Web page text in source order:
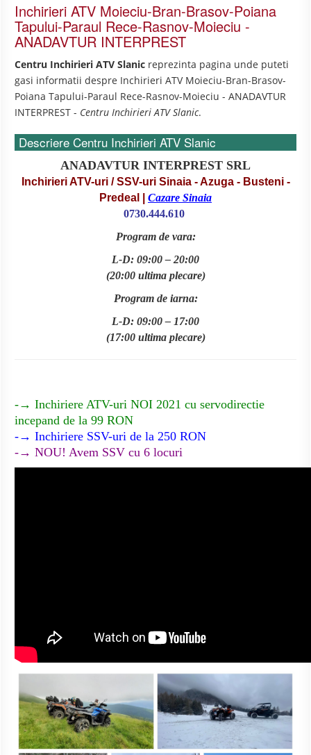
Inchirieri ATV Moieciu-Bran-Brasov-Poiana
Tapului-Paraul Rece-Rasnov-Moieciu -
ANADAVTUR INTERPREST
Centru Inchirieri ATV Slanic reprezinta pagina unde puteti
gasi informatii despre Inchirieri ATV Moieciu-Bran-Brasov-
Poiana Tapului-Paraul Rece-Rasnov-Moieciu - ANADAVTUR
INTERPREST - Centru Inchirieri ATV Slanic.
Descriere Centru Inchirieri ATV Slanic
ANADAVTUR INTERPREST SRL
Inchirieri ATV-uri / SSV-uri Sinaia - Azuga - Busteni -
Predeal | Cazare Sinaia
0730.444.610
Program de vara:
L-D: 09:00 – 20:00
(20:00 ultima plecare)
Program de iarna:
L-D: 09:00 – 17:00
(17:00 ultima plecare)
-→ Inchiriere ATV-uri NOI 2021 cu servodirectie
incepand de la 99 RON
-→ Inchiriere SSV-uri de la 250 RON
-→ NOU! Avem SSV cu 6 locuri